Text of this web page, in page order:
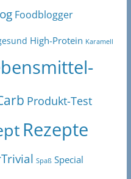
Foodblogger
High-Protein Karamell
Produkt-Test
Rezepte
Spaß Special